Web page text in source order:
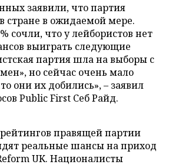
заявили, что партия
стране в ожидаемой мере.
сочли, что у лейбористов нет
выиграть следующие
партия шла на выборы с
но сейчас очень мало
они их добились», – заявил
Public First Себ Райд.
правящей партии
реальные шансы на приход
UK. Националисты